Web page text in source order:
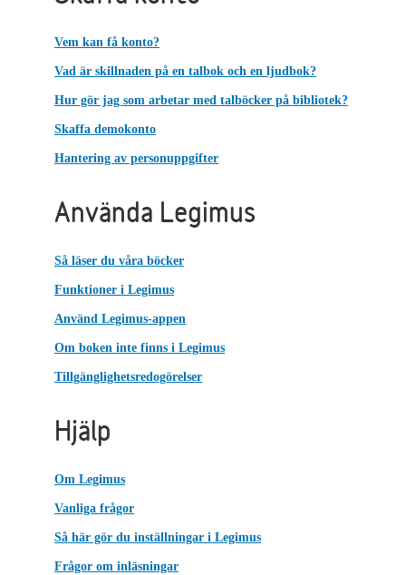
Vem kan få konto?
Vad är skillnaden på en talbok och en ljudbok?
Hur gör jag som arbetar med talböcker på bibliotek?
Skaffa demokonto
Hantering av personuppgifter
Använda Legimus
Så läser du våra böcker
Funktioner i Legimus
Använd Legimus-appen
Om boken inte finns i Legimus
Tillgänglighetsredogörelser
Hjälp
Om Legimus
Vanliga frågor
Så här gör du inställningar i Legimus
Frågor om inläsningar